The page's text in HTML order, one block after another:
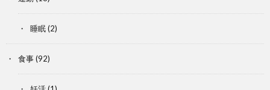
睡眠(2)
食事(92)